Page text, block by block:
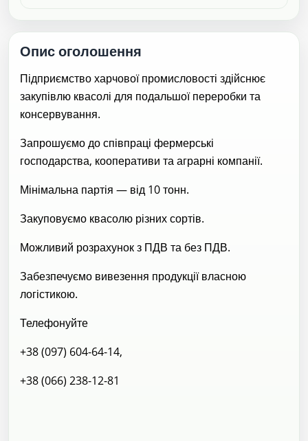
Опис оголошення
Підприємство харчової промисловості здійснює
закупівлю квасолі для подальшої переробки та
консервування.
Запрошуємо до співпраці фермерські
господарства, кооперативи та аграрні компанії.
Мінімальна партія — від 10 тонн.
Закуповуємо квасолю різних сортів.
Можливий розрахунок з ПДВ та без ПДВ.
Забезпечуємо вивезення продукції власною
логістикою.
Телефонуйте
+38 (097) 604-64-14,
+38 (066) 238-12-81